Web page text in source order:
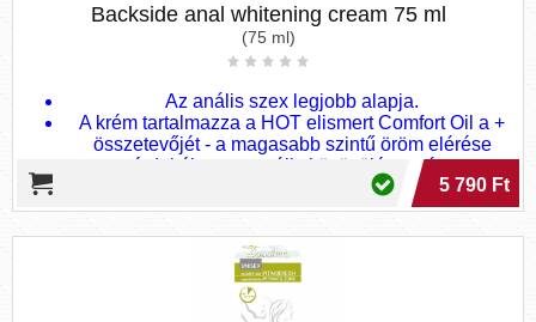
Backside anal whitening cream 75 ml
(75 ml)
Az anális szex legjobb alapja.
A krém tartalmazza a HOT elismert Comfort Oil a +
összetevőjét - a magasabb szintű öröm elérése
érdekében az anális közösülés során.
Egyidejűleg ellazítja és ápolja a bőrt.5 790 Ft